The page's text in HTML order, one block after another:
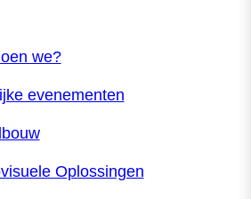
we?
evenementen
Oplossingen